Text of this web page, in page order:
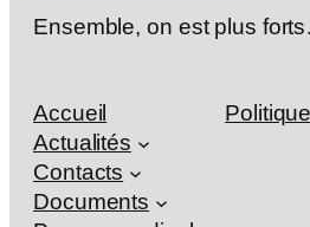
Ensemble, on est plus
Accueil
Actualités
Contacts
Documents